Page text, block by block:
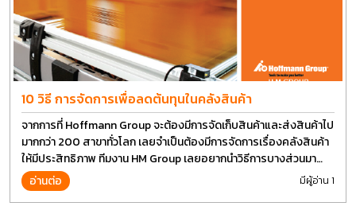
10 วิธี การจัดการเพื่อลดต้นทุนในคลังสินค้า
จากการที่ Hoffmann Group จะต้องมีการจัดเก็บสินค้าและส่งสินค้าไป
มากกว่า 200 สาขาทั่วโลก เลยจำเป็นต้องมีการจัดการเรื่องคลังสินค้า
ให้มีประสิทธิภาพ ทีมงาน HM Group เลยอยากนำวิธีการบางส่วนมา
แบ่งปันกัน
อ่านต่อ มีผู้อ่าน 1